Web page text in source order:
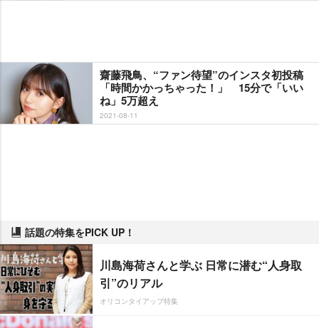
齋藤飛鳥、“ファン待望”のインスタ初投稿
「時間かかっちゃった！」 15分で「いい
ね」5万超え
2021-08-11
話題の特集をPICK UP！
川島海荷さんと学ぶ 日常に潜む“人身取
引”のリアル
オリコンタイアップ特集